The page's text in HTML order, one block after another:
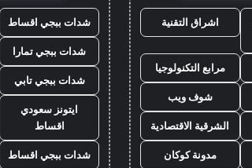
اشراق التقنية
مرابع التكنولوجيا
شوف ويب
الشرقية الاقتصادية
مدونة كوكان
شدات ببجي اقساط
شدات ببجي تمارا
شدات ببجي تابي
ايتونز سعودي
اقساط
شدات ببجي اقساط